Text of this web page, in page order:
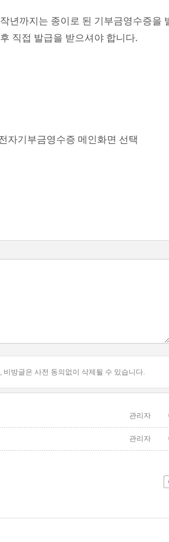
년까지는 종이로 된 기부금영수증을
직접 발급을 받으셔야 합니다.
자기부금영수증 메인화면 선택
비방글은 사전 동의없이 삭제될 수 있습니다.
관리자
관리자